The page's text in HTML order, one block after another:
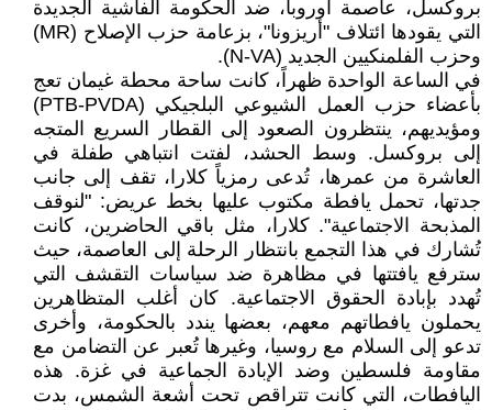
بروكسل، عاصمة أوروبا، ضد الحكومة الفاشية الجديدة
التي يقودها ائتلاف "أريزونا"، بزعامة حزب الإصلاح (MR)
وحزب الفلمنكيين الجديد (N-VA).
في الساعة الواحدة ظهراً، كانت ساحة محطة غيمان تعج
بأعضاء حزب العمل الشيوعي البلجيكي (PTB-PVDA)
ومؤيديهم، ينتظرون الصعود إلى القطار السريع المتجه
إلى بروكسل. وسط الحشد، لفتت انتباهي طفلة في
العاشرة من عمرها، تُدعى رمزياً كلارا، تقف إلى جانب
جدتها، تحمل يافطة مكتوب عليها بخط عريض: "لنوقف
المذبحة الاجتماعية". كلارا، مثل باقي الحاضرين، كانت
تُشارك في هذا التجمع بانتظار الرحلة إلى العاصمة، حيث
سترفع يافتتها في مظاهرة ضد سياسات التقشف التي
تُهدد بإبادة الحقوق الاجتماعية. كان أغلب المتظاهرين
يحملون يافطاتهم معهم، بعضها يندد بالحكومة، وأخرى
تدعو إلى السلام مع روسيا، وغيرها تُعبر عن التضامن مع
مقاومة فلسطين وضد الإبادة الجماعية في غزة. هذه
اليافطات، التي كانت تتراقص تحت أشعة الشمس، بدت